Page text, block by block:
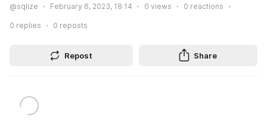
@sqlize February 6, 2023, 18:14 0 views 0 reactions
0 replies 0 reposts
Repost Share